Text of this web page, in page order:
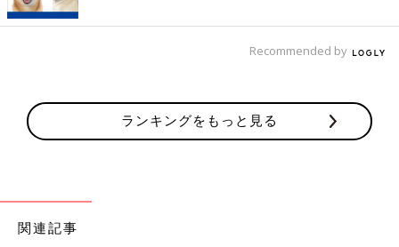
尿道下裂と診断された男の子の中には、まれに膣や子宮を持つ半
つ異常）が見られます。その場合は、染色体や尿中ホルモンの検
男の子赤ちゃんの性器、「むく派」「む
かない派」のメリット、デメリット解説
監修／横田俊一郎 先生
Recommended by
ランキングをもっと見る
関連記事